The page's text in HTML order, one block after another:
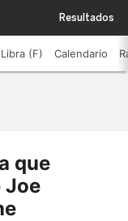
Resultados
(F) Calendario
que
Joe